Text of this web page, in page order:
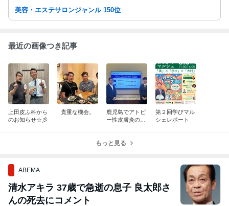
下りてすぐ、新しく開通した道路沿いのクリニックです。 ゆるく
ですが、更新予定です。
美容・エステサロンジャンル 150位
最近の画像つき記事
上田皮ふ科から
のお知らせ☆彡
貴重な機会。
鹿児島でアトピ
ー性皮膚炎のセ
第２回学びマル
シェレポート
もっと見る
ABEMA
清水アキラ 37歳で急逝の息子 良太郎さ
んの死去にコメント